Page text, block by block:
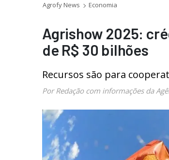
Agrofy News Economia
Agrishow 2025:
de R$ 30 bilhões
Recursos são para
Por Redação com informações da